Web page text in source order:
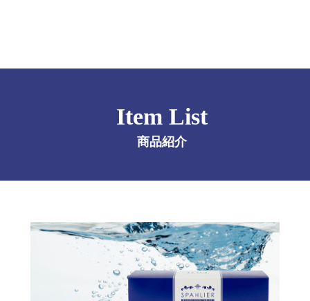
Item List
商品紹介